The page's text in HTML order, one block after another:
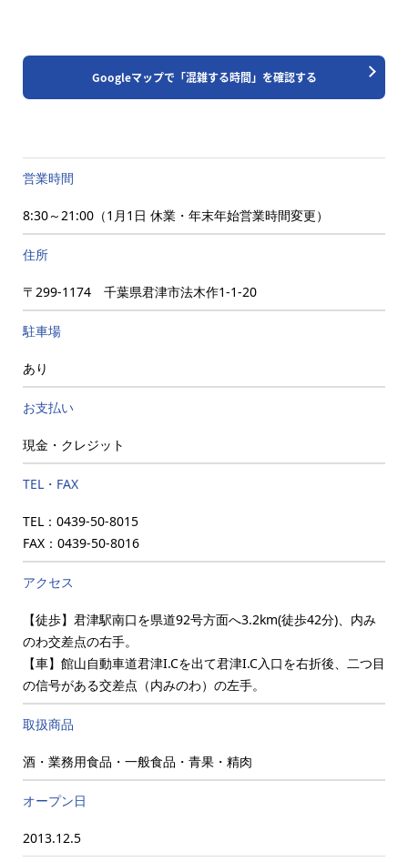
営業時間
8:30～21:00（1月1日 休業・年末年始営業時間変更）
住所
〒299-1174 千葉県君津市法木作1-1-20
駐車場
あり
お支払い
現金・クレジット
TEL・FAX
TEL：0439-50-8015
FAX：0439-50-8016
アクセス
【徒歩】君津駅南口を県道92号方面へ3.2km(徒歩42分)、内み
のわ交差点の右手。
【車】館山自動車道君津I.Cを出て君津I.C入口を右折後、二つ目
の信号がある交差点（内みのわ）の左手。
取扱商品
酒・業務用食品・一般食品・青果・精肉
オープン日
2013.12.5
Googleマップで「混雑する時間」を確認する